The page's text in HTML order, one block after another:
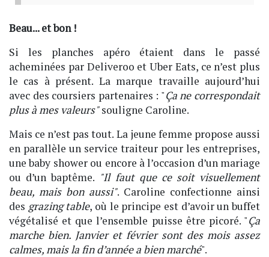
Beau... et bon !
Si les planches apéro étaient dans le passé
acheminées par Deliveroo et Uber Eats, ce n’est plus
le cas à présent. La marque travaille aujourd’hui
avec des coursiers partenaires : "Ça ne correspondait
plus à mes valeurs"souligne Caroline.
Mais ce n’est pas tout. La jeune femme propose aussi
en parallèle un service traiteur pour les entreprises,
une baby shower ou encore à l’occasion d’un mariage
ou d’un baptême. "Il faut que ce soit visuellement
beau, mais bon aussi". Caroline confectionne ainsi
des grazing table, où le principe est d’avoir un buffet
végétalisé et que l’ensemble puisse être picoré. "Ça
marche bien. Janvier et février sont des mois assez
calmes, mais la fin d’année a bien marché".